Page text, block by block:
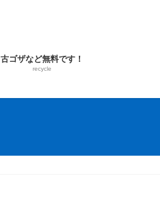
古ゴザなど無料です！
recycle